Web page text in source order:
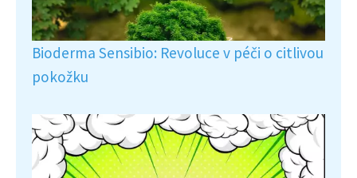
Bioderma Sensibio: Revoluce v péči o citlivou
pokožku